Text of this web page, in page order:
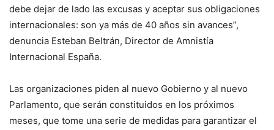
debe dejar de lado las excusas y aceptar sus obligaciones
internacionales: son ya más de 40 años sin avances”,
denuncia Esteban Beltrán, Director de Amnistía
Internacional España.
Las organizaciones piden al nuevo Gobierno y al nuevo
Parlamento, que serán constituidos en los próximos
meses, que tome una serie de medidas para garantizar el